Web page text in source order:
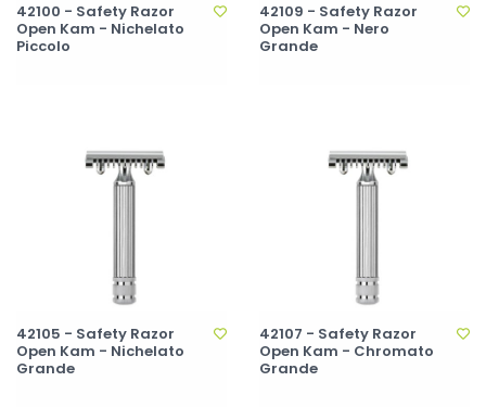
42100 - Safety Razor
Open Kam - Nichelato
Piccolo
42109 - Safety Razor
Open Kam - Nero
Grande
42105 - Safety Razor
Open Kam - Nichelato
Grande
42107 - Safety Razor
Open Kam - Chromato
Grande